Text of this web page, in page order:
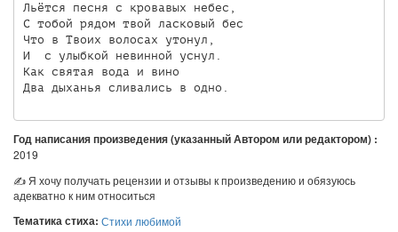
Льётся песня с кровавых небес,
С тобой рядом твой ласковый бес
Что в Твоих волосах утонул,
И  с улыбкой невинной уснул.
Как святая вода и вино
Год написания произведения (указанный Автором или редактором) :
2019
✍ Я хочу получать рецензии и отзывы к произведению и обязуюсь
адекватно к ним относиться
Тематика стиха: Стихи любимой